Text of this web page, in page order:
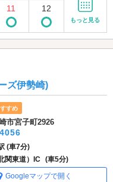
11 12
もっと見る
ズ伊勢崎)
すめ
市宮子町2926
(車7分)
関東道）IC (車5分)
Googleマップで開く